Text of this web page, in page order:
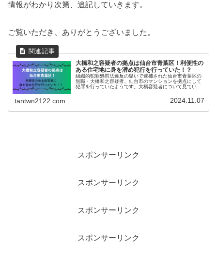
情報がわかり次第、追記していきます。
ご覧いただき、ありがとうございました。
大橋和之容疑者の拠点は仙台市青葉区！利便性の
ある住宅地に身を潜め犯行を行っていた！？
組織的犯罪処罰法違反の疑いで逮捕された仙台市青葉区の
無職・大橋和之容疑者。仙台市のマンションを拠点にして
犯罪を行っていたようです。大橋容疑者について見ていき
tantwn2122.com 2024.11.07
スポンサーリンク
スポンサーリンク
スポンサーリンク
スポンサーリンク